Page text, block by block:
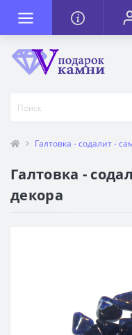
Галтовка - содалит -
Галтовка -
декора